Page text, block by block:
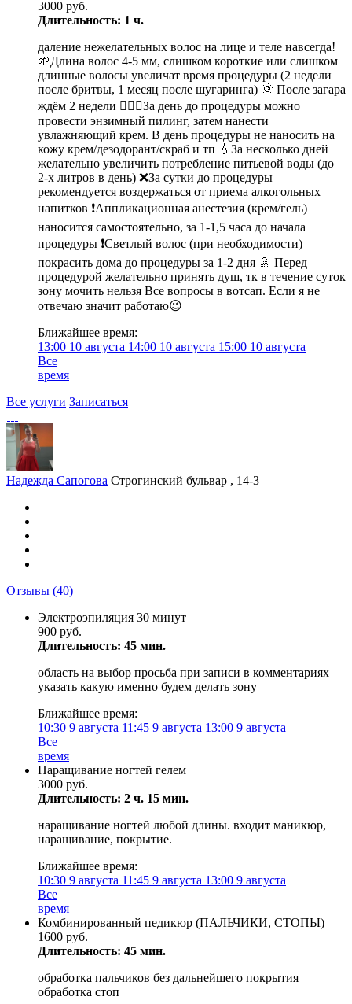
3000 руб.
Длительность: 1 ч.
даление нежелательных волос на лице и теле навсегда!
🌱Длина волос 4-5 мм, слишком короткие или слишком
длинные волосы увеличат время процедуры (2 недели
после бритвы, 1 месяц после шугаринга) 🌞 После загара
ждём 2 недели 🧖🏻‍♀️За день до процедуры можно
провести энзимный пилинг, затем нанести
увлажняющий крем. В день процедуры не наносить на
кожу крем/дезодорант/скраб и тп 💧За несколько дней
желательно увеличить потребление питьевой воды (до
2-х литров в день) ❌За сутки до процедуры
рекомендуется воздержаться от приема алкогольных
напитков ❗️Аппликационная анестезия (крем/гель)
наносится самостоятельно, за 1-1,5 часа до начала
процедуры ❗️Светлый волос (при необходимости)
покрасить дома до процедуры за 1-2 дня 🚿 Перед
процедурой желательно принять душ, тк в течение суток
зону мочить нельзя Все вопросы в вотсап. Если я не
отвечаю значит работаю😉
Ближайшее время:
13:00 10 августа 14:00 10 августа 15:00 10 августа
Все
время
Все услуги Записаться
Надежда Сапогова Строгинский бульвар , 14-3
Отзывы (40)
Электроэпиляция 30 минут
900 руб.
Длительность: 45 мин.
область на выбор просьба при записи в комментариях
указать какую именно будем делать зону
Ближайшее время:
10:30 9 августа 11:45 9 августа 13:00 9 августа
Все
время
Наращивание ногтей гелем
3000 руб.
Длительность: 2 ч. 15 мин.
наращивание ногтей любой длины. входит маникюр,
наращивание, покрытие.
Ближайшее время:
10:30 9 августа 11:45 9 августа 13:00 9 августа
Все
время
Комбинированный педикюр (ПАЛЬЧИКИ, СТОПЫ)
1600 руб.
Длительность: 45 мин.
обработка пальчиков без дальнейшего покрытия
обработка стоп